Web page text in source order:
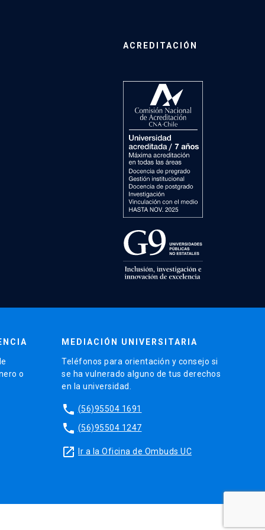
ACREDITACIÓN
o
MEDIACIÓN UNIVERSITARIA
Teléfonos para orientación y consejo si
se ha vulnerado alguno de tus derechos
en la universidad.
phone (56)95504 1691
phone (56)95504 1247
launch Ir a la Oficina de Ombuds UC